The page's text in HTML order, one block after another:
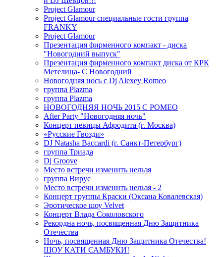
Project Glamour
Project Glamour специальные гости группа
FRANKY
Project Glamour
Презентация фирменного компакт - диска
"Новогодний выпуск"
Презентация фирменного компакт диска от КРК
Метелица- С Новогодний
Новогодняя нось с Dj Alexey Romeo
группа Plazma
группа Plazma
НОВОГОДНЯЯ НОЧЬ 2015 C РОМЕО
After Party "Новогодняя ночь"
Концерт певицы Афродита (г. Москва)
«Русские Гвозди»
DJ Natasha Baccardi (г. Санкт-Петербург)
группа Триада
Dj Groove
Место встречи изменить нельзя
группа Вирус
Место встречи изменить нельзя - 2
Концерт группы Краски (Оксана Ковалевская)
Эротическое шоу Velvet
Концерт Влада Соколовского
Рекордна ночь, посвященная Дню Защитника
Отечества
Ночь, посвященная Дню Защитника Отечества!
ШОУ КАТИ САМБУКИ!